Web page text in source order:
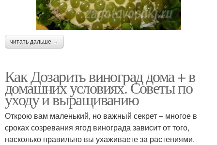
читать дальше →
Как Дозарить виноград дома + в
домашних условиях. Советы по
уходу и выращиванию
Открою вам маленький, но важный секрет – многое в
сроках созревания ягод винограда зависит от того,
насколько правильно вы ухаживаете за растениями.